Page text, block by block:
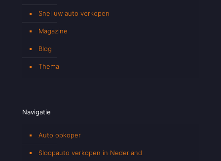
Snel uw auto verkopen
Magazine
Blog
Thema
Navigatie
Auto opkoper
Sloopauto verkopen in Nederland